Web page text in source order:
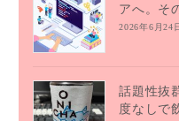
アへ。そ
2026年6月24
話題性抜
度なしで